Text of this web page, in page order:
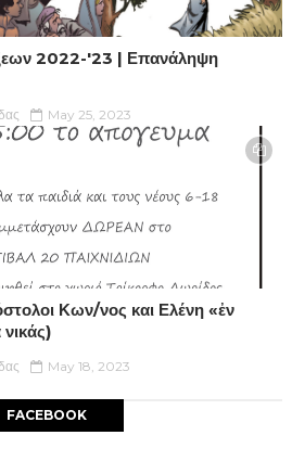
2022-'23 | Επανάληψη
May 25, 2023
Κων/νος και Ελένη «ἐν
May 18, 2023
FACEBOOK